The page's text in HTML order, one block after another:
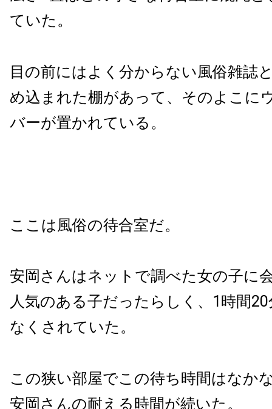
ていた。
目の前にはよく分からない風俗雑誌
め込まれた棚があって、そのよこに
バーが置かれている。
ここは風俗の待合室だ。
安岡さんはネットで調べた女の子に
人気のある子だったらしく、1時間
なくされていた。
この狭い部屋でこの待ち時間はなか
安岡さんの耐える時間が続いた。